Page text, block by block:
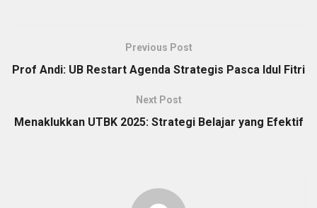
Previous Post
Prof Andi: UB Restart Agenda Strategis Pasca Idul Fitri
Next Post
Menaklukkan UTBK 2025: Strategi Belajar yang Efektif